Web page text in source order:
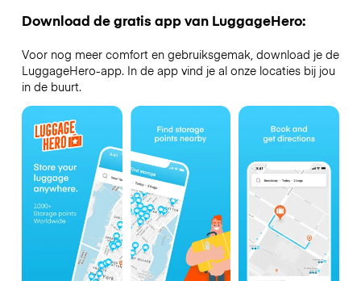
Download de gratis app van LuggageHero:
Voor nog meer comfort en gebruiksgemak, download je de
LuggageHero-app. In de app vind je al onze locaties bij jou
in de buurt.